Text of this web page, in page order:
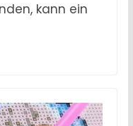
kann ein